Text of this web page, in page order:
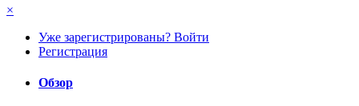
×
Уже зарегистрированы? Войти
Регистрация
Обзор